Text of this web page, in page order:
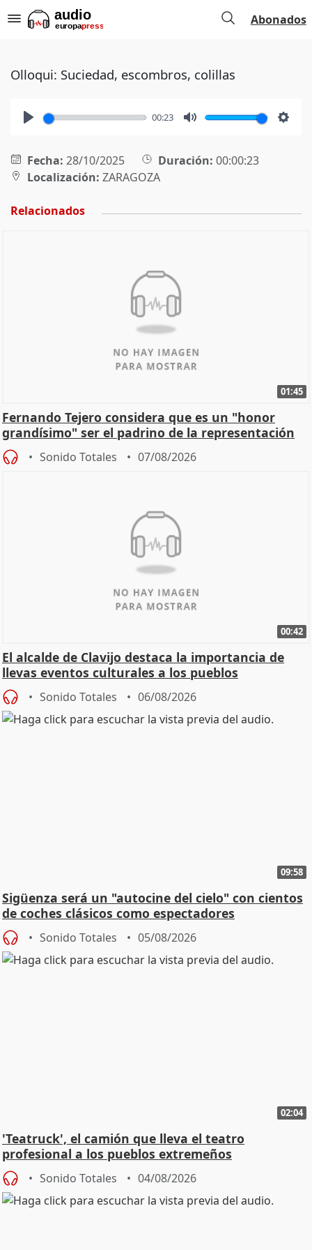
Abonados
Olloqui: Suciedad, escombros, colillas
00:23
Fecha: 28/10/2025 Duración: 00:00:23
Localización: ZARAGOZA
Relacionados
01:45
Fernando Tejero considera que es un "honor
grandísimo" ser el padrino de la representación
Sonido Totales 07/08/2026
00:42
El alcalde de Clavijo destaca la importancia de
llevas eventos culturales a los pueblos
Sonido Totales 06/08/2026
09:58
Sigüenza será un "autocine del cielo" con cientos
de coches clásicos como espectadores
Sonido Totales 05/08/2026
02:04
'Teatruck', el camión que lleva el teatro
profesional a los pueblos extremeños
Sonido Totales 04/08/2026